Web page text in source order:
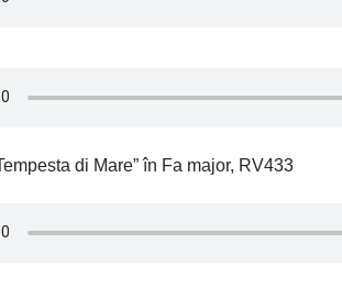
di Mare” în Fa major, RV433